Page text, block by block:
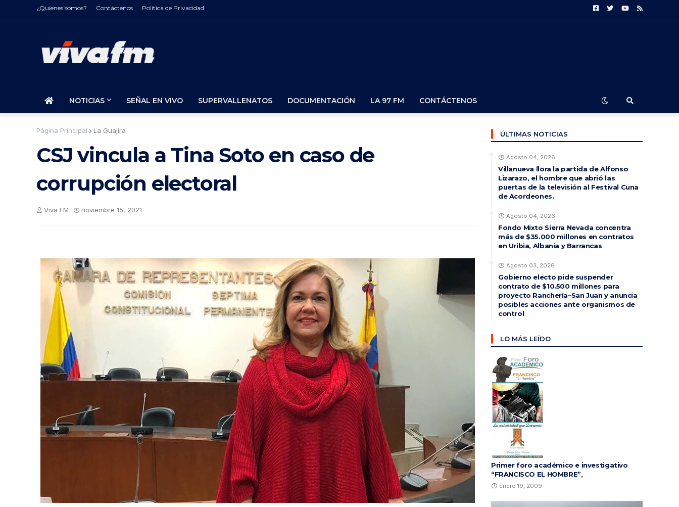
¿Quienes somos? Contáctenos Politica de Privacidad
NOTICIAS SEÑAL EN VIVO SUPERVALLENATOS DOCUMENTACIÓN LA 97 FM CONTÁCTENOS
Página Principal La Guajira
CSJ vincula a Tina Soto en caso de
corrupción electoral
Viva FM noviembre 15, 2021
ÚLTIMAS NOTICIAS
Agosto 04, 2026
Villanueva llora la partida de Alfonso
Lizarazo, el hombre que abrió las
puertas de la televisión al Festival Cuna
de Acordeones.
Agosto 04, 2026
Fondo Mixto Sierra Nevada concentra
más de $35.000 millones en contratos
en Uribia, Albania y Barrancas
Agosto 03, 2026
Gobierno electo pide suspender
contrato de $10.500 millones para
proyecto Ranchería–San Juan y anuncia
posibles acciones ante organismos de
control
LO MÁS LEÍDO
Primer foro académico e investigativo
“FRANCISCO EL HOMBRE”,
enero 19, 2009